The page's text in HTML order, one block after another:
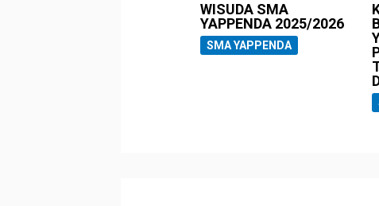
WISUDA SMA
YAPPENDA 2025/2026
SMA YAPPENDA